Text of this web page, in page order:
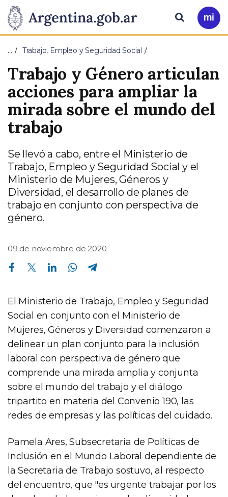
Presidencia
de
la
Nación
Pasar al contenido principal
Ir
a
Buscar
… Trabajo, Empleo y Seguridad Social
Trabajo y Género articulan
acciones para ampliar la
mirada sobre el mundo del
trabajo
Se llevó a cabo, entre el Ministerio de
Trabajo, Empleo y Seguridad Social y el
Ministerio de Mujeres, Géneros y
Diversidad, el desarrollo de planes de
trabajo en conjunto con perspectiva de
género.
09 de noviembre de 2020
Compartir en Facebook Compartir en Twitter Compartir en Linkedin Compartir en Whatsapp
El Ministerio de Trabajo, Empleo y Seguridad
Social en conjunto con el Ministerio de
Mujeres, Géneros y Diversidad comenzaron a
delinear un plan conjunto para la inclusión
laboral con perspectiva de género que
comprende una mirada amplia y conjunta
sobre el mundo del trabajo y el diálogo
tripartito en materia del Convenio 190, las
redes de empresas y las políticas del cuidado.
Pamela Ares, Subsecretaria de Políticas de
Inclusión en el Mundo Laboral dependiente de
la Secretaria de Trabajo sostuvo, al respecto
del encuentro, que "es urgente trabajar por los